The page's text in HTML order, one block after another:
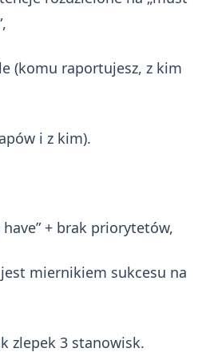
(komu raportujesz, z kim
i z kim).
+ brak priorytetów,
miernikiem sukcesu na
zlepek 3 stanowisk.